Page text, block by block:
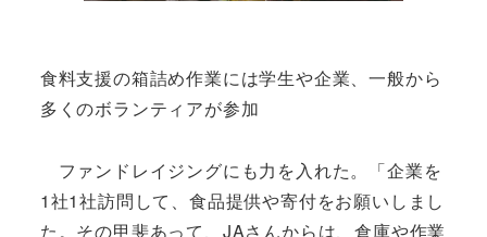
食料支援の箱詰め作業には学生や企業、一般から
多くのボランティアが参加
ファンドレイジングにも力を入れた。「企業を
1社1社訪問して、食品提供や寄付をお願いしまし
た。その甲斐あって、JAさんからは、倉庫や作業